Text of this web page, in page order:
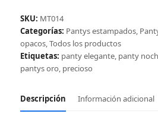
dorados
cantidad
SKU: MT014
Categorías: Pantys estampados,
opacos,Todos los productos
Etiquetas: panty elegante, panty
pantys oro, precioso
Descripción Información adicional